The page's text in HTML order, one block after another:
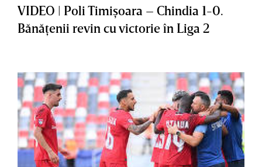
VIDEO | Poli Timişoara – Chindia 1-0.
Bănăţenii revin cu victorie în Liga 2